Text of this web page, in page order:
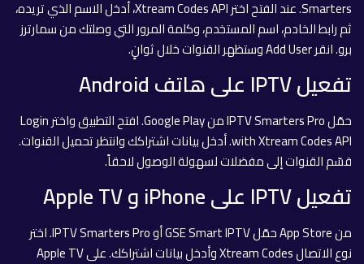
Smarters. عند الفتح اختر Xtream Codes API، أدخل الاسم الذي تريده،
ثم رابط الخادم، اسم المستخدم، وكلمة المرور التي وصلتك من سمارترز
برو. انقر Add User وستظهر القنوات خلال ثوانٍ.
تفعيل IPTV على هاتف Android
حمّل IPTV Smarters Pro من Google Play. افتح التطبيق واختر Login
with Xtream Codes API. أدخل بيانات اشتراكك وانتظر تحميل القنوات.
قسّم القنوات إلى مفضلات لسهولة الوصول لاحقاً.
تفعيل IPTV على iPhone و Apple TV
من App Store حمّل GSE Smart IPTV أو IPTV Smarters Pro. اختر
نوع الاتصال Xtream Codes وأدخل بيانات اشتراكك. على Apple TV